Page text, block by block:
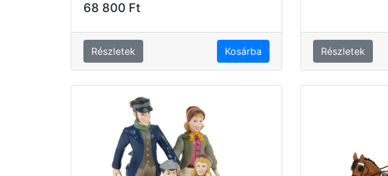
68 800 Ft
Részletek Kosárba Részletek